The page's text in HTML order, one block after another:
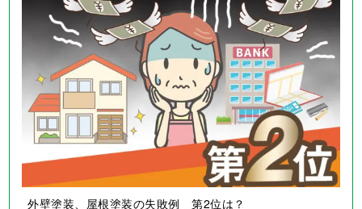
外壁塗装、屋根塗装の失敗例 第1位は？